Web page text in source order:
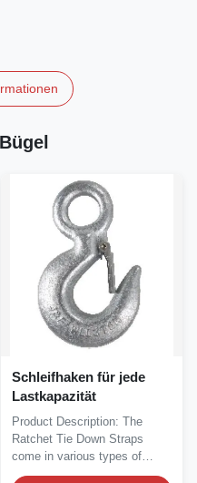
Schleifhaken für jede
Lastkapazität
Product Description: The
Ratchet Tie Down Straps
come in various types of
cargo hooks, including...